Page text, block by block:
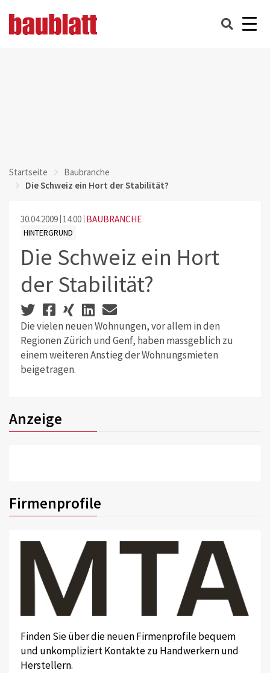
Startseite
Baubranche
Die Schweiz ein Hort der Stabilität?
30.04.2009 14:00 BAUBRANCHE
HINTERGRUND
Die Schweiz ein Hort
der Stabilität?
Die vielen neuen Wohnungen, vor allem in den
Regionen Zürich und Genf, haben massgeblich zu
einem weiteren Anstieg der Wohnungsmieten
beigetragen.
Anzeige
Firmenprofile
Finden Sie über die neuen Firmenprofile bequem
und unkompliziert Kontakte zu Handwerkern und
Herstellern.